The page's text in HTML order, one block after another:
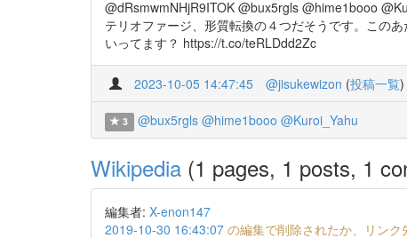
@dRsmwmNHjR9ITOK @bux5rgls @hime1booo
テリオファージ、形質転換の４つだそうです。この
いってます？ https://t.co/teRLDdd2Zc
2023-10-05 14:47:45 @jisukewizon (投稿一覧)
3 @bux5rgls @hime1booo @Kuroi_Yahu
Wikipedia (1 pages, 1 posts, 1
編集者: X-enon147
2019-10-30 16:43:07 の編集で削除されたか、リンク